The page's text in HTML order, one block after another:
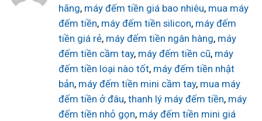
hãng, máy đếm tiền giá bao nhiêu, mua máy
đếm tiền, máy đếm tiền silicon, máy đếm
tiền giá rẻ, máy đếm tiền ngân hàng, máy
đếm tiền cầm tay, máy đếm tiền cũ, máy
đếm tiền loại nào tốt, máy đếm tiền nhật
bản, máy đếm tiền mini cầm tay, mua máy
đếm tiền ở đâu, thanh lý máy đếm tiền, máy
đếm tiền nhỏ gọn, máy đếm tiền mini giá